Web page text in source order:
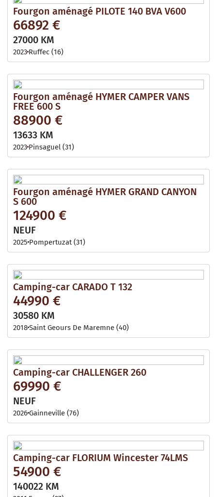
Fourgon aménagé PILOTE 140 BVA V600
66892 €
27000 KM
2023 Ruffec (16)
Fourgon aménagé HYMER CAMPER VANS
FREE 600 S
88900 €
13633 KM
2023 Pinsaguel (31)
Fourgon aménagé HYMER GRAND CANYON
S 600
124900 €
NEUF
2025 Pompertuzat (31)
Camping-car CARADO T 132
44990 €
30580 KM
2018Saint Geours De Maremne (40)
Camping-car CHALLENGER 260
69990 €
NEUF
2026Gainneville (76)
Camping-car FLORIUM Wincester 74LMS
54900 €
140022 KM